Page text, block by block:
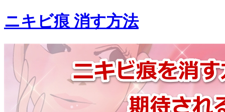
ニキビ痕 消す方法